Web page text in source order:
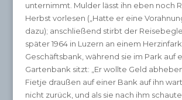
unternimmt. Mulder lässt ihn eben noch
Herbst vorlesen („Hatte er eine
dazu); anschließend stirbt der
später 1964 in Luzern an einem
Geschäftsbank, während sie im Park auf
Gartenbank sitzt: „Er wollte Geld
Fietje draußen auf einer Bank auf ihn
nicht zurück, und als sie nach ihm